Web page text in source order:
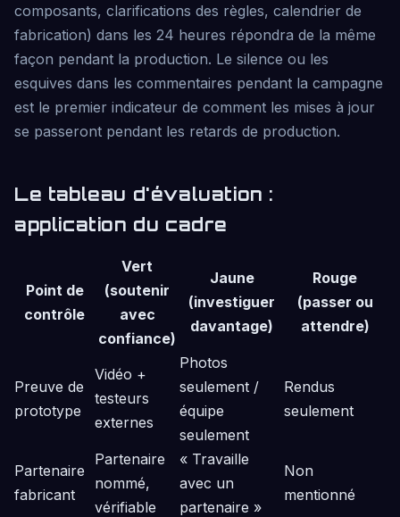
composants, clarifications des règles, calendrier de
fabrication) dans les 24 heures répondra de la même
façon pendant la production. Le silence ou les
esquives dans les commentaires pendant la campagne
est le premier indicateur de comment les mises à jour
se passeront pendant les retards de production.
Le tableau d'évaluation :
application du cadre
Point de
contrôle
Vert
(soutenir
avec
confiance)
Jaune
(investiguer
davantage)
Rouge
(passer ou
attendre)
Preuve de
prototype
Vidéo +
testeurs
externes
Photos
seulement /
équipe
seulement
Rendus
seulement
Partenaire
fabricant
Partenaire
nommé,
vérifiable
« Travaille
avec un
partenaire »
Non
mentionné